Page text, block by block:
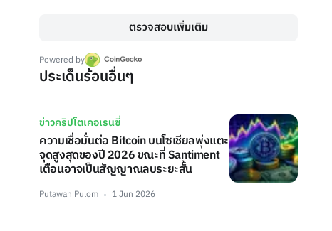
ตรวจสอบเพิ่มเติม
Powered by
ประเด็นร้อนอื่นๆ
ข่าวคริปโตเคอเรนซี่
ความเชื่อมั่นต่อ Bitcoin บนโซเชียลพุ่งแตะ
จุดสูงสุดของปี 2026 ขณะที่ Santiment
เตือนอาจเป็นสัญญาณลบระยะสั้น
Putawan Pulom 1 Jun 2026